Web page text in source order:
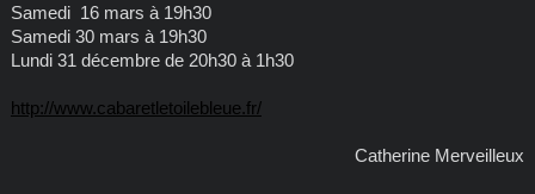
Samedi 16 mars à 19h30
Samedi 30 mars à 19h30
Lundi 31 décembre de 20h30 à 1h30
http://www.cabaretletoilebleue.fr/
Catherine Merveilleux